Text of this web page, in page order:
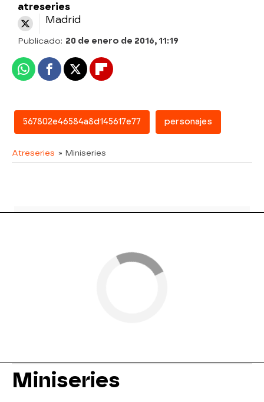
atreseries
Madrid
Publicado: 20 de enero de 2016, 11:19
WhatsappFacebook
X Flipboard
567802e46584a8d145617e77 personajes
Atreseries » Miniseries
Miniseries